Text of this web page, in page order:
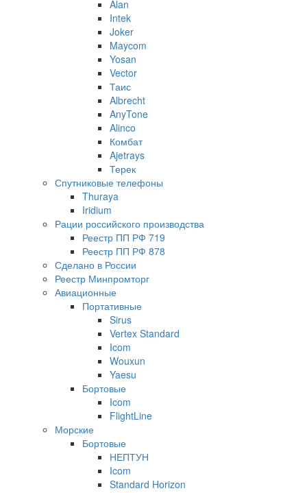
Alan
Intek
Joker
Maycom
Yosan
Vector
Таис
Albrecht
AnyTone
Alinco
Комбат
Ajetrays
Терек
Спутниковые телефоны
Thuraya
Iridium
Рации российского производства
Реестр ПП РФ 719
Реестр ПП РФ 878
Сделано в России
Реестр Минпромторг
Авиационные
Портативные
Sirus
Vertex Standard
Icom
Wouxun
Yaesu
Бортовые
Icom
FlightLine
Морские
Бортовые
НЕПТУН
Icom
Standard Horizon